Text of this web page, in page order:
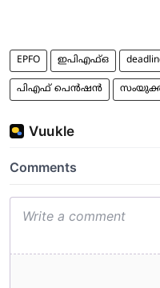
EPFO ഇപിഎഫ്ഒ
പിഎഫ് പെൻഷൻ